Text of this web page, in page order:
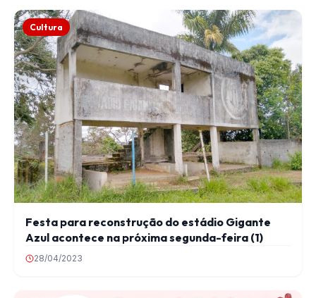
Cultura
Festa para reconstrução do estádio Gigante
Azul acontece na próxima segunda-feira (1)
28/04/2023